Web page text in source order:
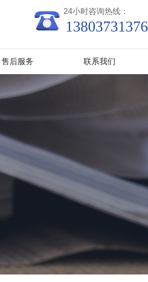
24小时咨询热线：
13803731376
售后服务 联系我们